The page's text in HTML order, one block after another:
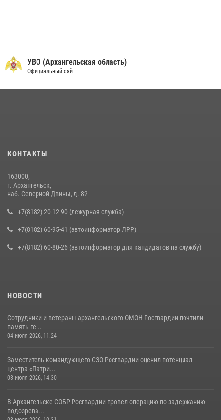
УВО (Архангельская область)
Официальный сайт
КОНТАКТЫ
163000,
г. Архангельск,
наб. Северной Двины, д. 82
+7(8182) 20-12-90 (дежурная служба)
+7(8182) 60-95-41 (автоинформатор ЛРР)
+7(8182) 60-80-26 (автоинформатор для кандидатов на службу)
НОВОСТИ
Сотрудники и ветераны архангельского ОМОН Росгвардии почтили
память ге...
04 июля 2026, 11:24
Заместитель командующего СЗО Росгвардии оценил потенциал
центра «Патри...
03 июля 2026, 14:30
В Архангельске СОБР Росгвардии провел операцию по задержанию
подозрева...